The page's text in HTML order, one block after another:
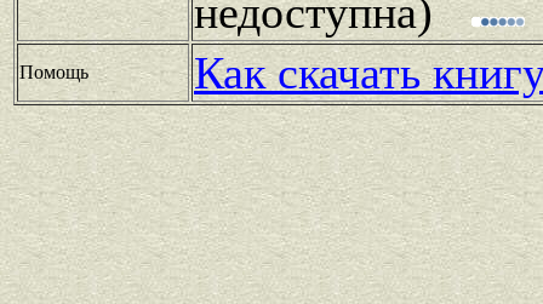
недоступна)
Помощь Как скачать